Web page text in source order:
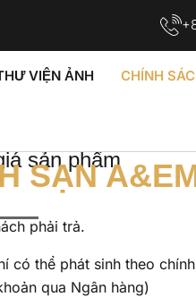
VIỆN ẢNH CHÍNH
sản phẩm
SẠN
phải trả.
thể phát sinh theo
qua Ngân hàng)